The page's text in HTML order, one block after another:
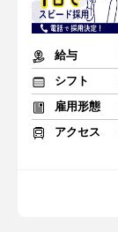
給与
シフト
雇用形態
アクセス